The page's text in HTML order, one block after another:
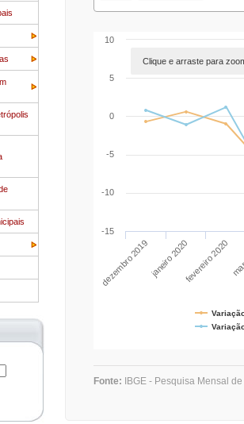
Clique e arraste para
dezembro 2019 janeiro 2020fevereiro 2020
-15
-10
-5
0
5
10
Fonte: IBGE - Pesquisa Mensal